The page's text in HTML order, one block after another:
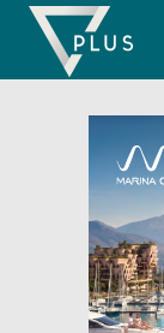
Skip
content